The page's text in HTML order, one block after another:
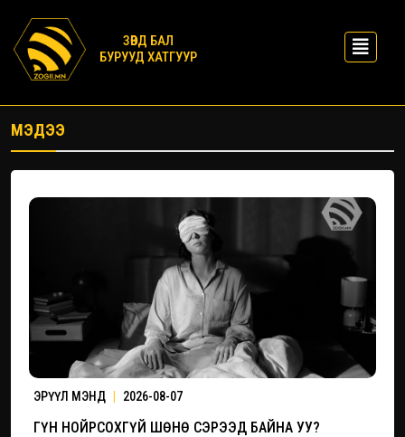
ЗӨВД БАЛ
БУРУУД ХАТГУУР
МЭДЭЭ
ЭРҮҮЛ МЭНД 2026-08-07
ГҮН НОЙРСОХГҮЙ ШӨНӨ СЭРЭЭД БАЙНА УУ?